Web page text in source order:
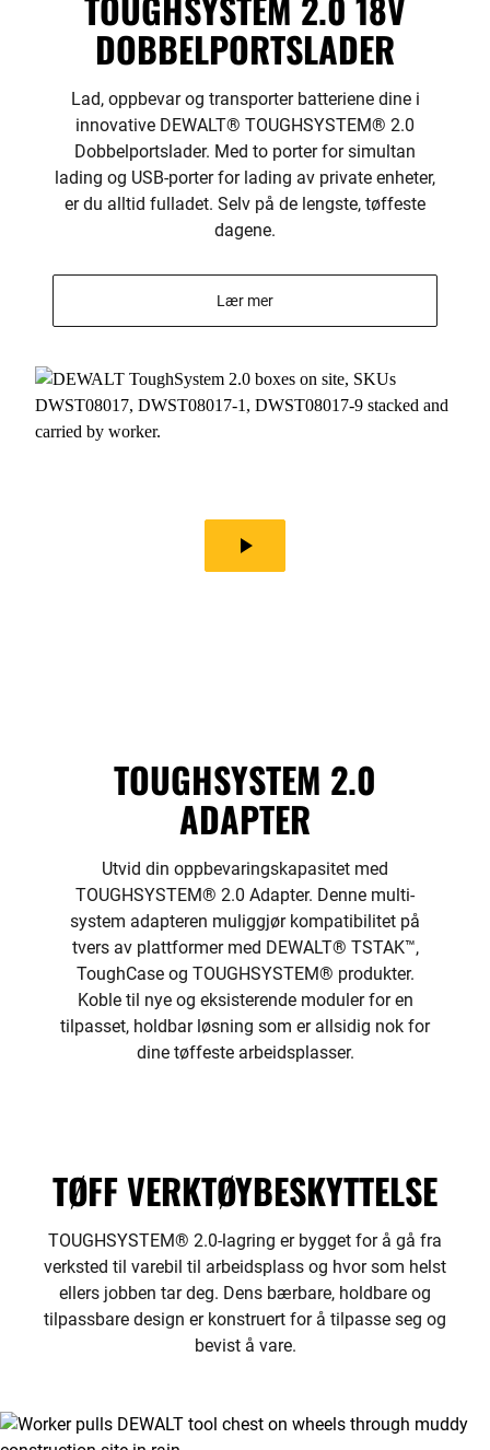
DOBBELPORTSLADER
Lad, oppbevar og transporter batteriene dine i
innovative DEWALT® TOUGHSYSTEM® 2.0
Dobbelportslader. Med to porter for simultan
lading og USB-porter for lading av private enheter,
er du alltid fulladet. Selv på de lengste, tøffeste
dagene.
Lær mer
play_arrow
TOUGHSYSTEM 2.0
ADAPTER
Utvid din oppbevaringskapasitet med
TOUGHSYSTEM® 2.0 Adapter. Denne multi-
system adapteren muliggjør kompatibilitet på
tvers av plattformer med DEWALT® TSTAK™,
ToughCase og TOUGHSYSTEM® produkter.
Koble til nye og eksisterende moduler for en
tilpasset, holdbar løsning som er allsidig nok for
dine tøffeste arbeidsplasser.
TØFF VERKTØYBESKYTTELSE
TOUGHSYSTEM® 2.0-lagring er bygget for å gå fra
verksted til varebil til arbeidsplass og hvor som helst
ellers jobben tar deg. Dens bærbare, holdbare og
tilpassbare design er konstruert for å tilpasse seg og
bevist å vare.